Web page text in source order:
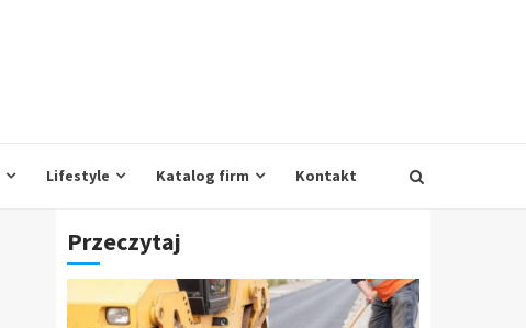
Lifestyle Katalog firm Kontakt
Przeczytaj